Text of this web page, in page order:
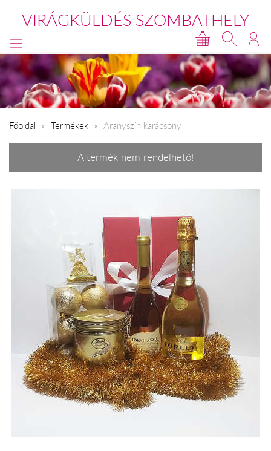
VIRÁGKÜLDÉS SZOMBATHELY
Főoldal Termékek Aranyszín karácsony
A termék nem rendelhető!